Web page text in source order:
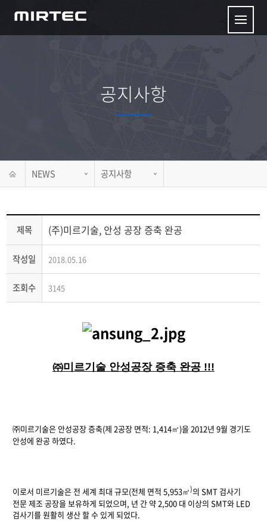
공지사항
NEWS 공지사항
제목 (주)미르기술, 안성 공장 증축 완공
작성일 2018.05.16
조회수 3145
㈜미르기술 안성공장 증축 완공 !!!
㈜미르기술은 안성공장증축(제 2공장 면적: 1,414㎡)을2012년 9월 경기도
안성에 완공 하였다
이로서 미르기술은 전 세계 최대 규모(전체 면적 5,953㎡)의 SMT 검사기
전문 제조 공장을보유하게 되었으며, 년 간 약2,500 대 이상의 SMT와 LED
검사기를 원활히 생산 할 수 있게 되었다.